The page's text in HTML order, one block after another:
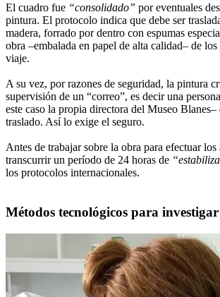
El cuadro fue “consolidado” por eventuales
pintura. El protocolo indica que debe ser
madera, forrado por dentro con espumas
obra –embalada en papel de alta calidad– de
viaje.
A su vez, por razones de seguridad, la pintura
supervisión de un “correo”, es decir una
este caso la propia directora del Museo Blanes–
traslado. Así lo exige el seguro.
Antes de trabajar sobre la obra para efectuar los
transcurrir un período de 24 horas de
los protocolos internacionales.
Métodos tecnológicos para